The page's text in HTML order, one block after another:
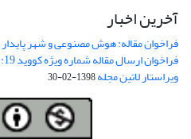
آخرین اخبار
فراخوان مقاله: هوش مصنوعی و شهر پایدار
فراخوان ارسال مقاله شماره ویژه کووید 19:
ویراستار لاتین مجله1398-02-30